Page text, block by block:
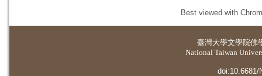
Best viewed with
臺灣大學文學院佛
National Taiwan
doi:10.6681/